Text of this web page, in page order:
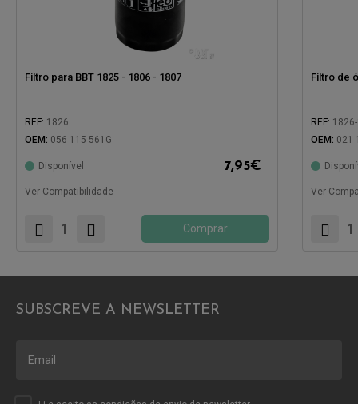
Filtro para BBT 1825 - 1806 - 1807
REF: 1826
OEM: 056 115 561G
Disponível 7,95€
Ver Compatibilidade
Compatível com:
Comprar
Filtro de
REF:
OEM: 021
Ver
SUBSCREVE A NEWSLETTER